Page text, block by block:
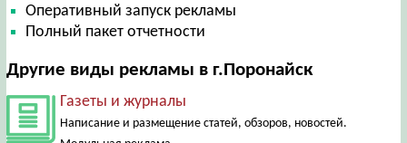
Оперативный запуск рекламы
Полный пакет отчетности
Другие виды рекламы в г.Поронайск
Газеты и журналы
Написание и размещение статей, обзоров, новостей.